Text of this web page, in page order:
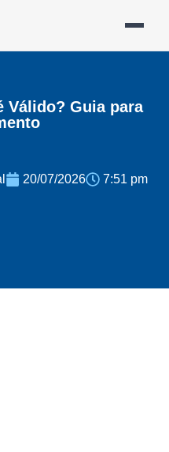
Válido? Guia para
20/07/2026 7:51 pm